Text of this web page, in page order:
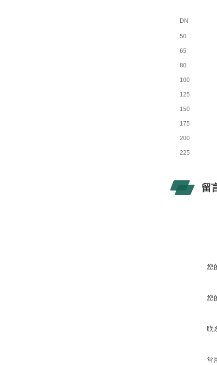
DN
50
65
80
100
125
150
175
200
225
留
您
您
联
常